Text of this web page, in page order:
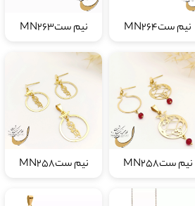
نیم ستMN264 نیم ستMN263
نیم ستMN258 نیم ستMN258